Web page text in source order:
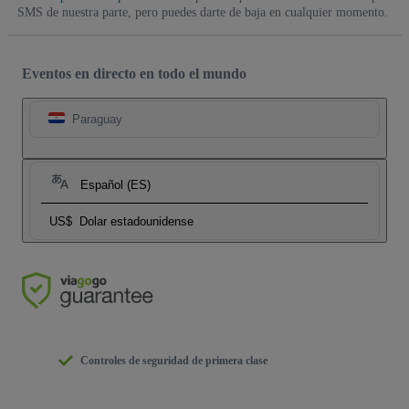
SMS de nuestra parte, pero puedes darte de baja en cualquier momento.
Eventos en directo en todo el mundo
Paraguay
Español (ES)
US$ Dolar estadounidense
Controles de seguridad de primera clase